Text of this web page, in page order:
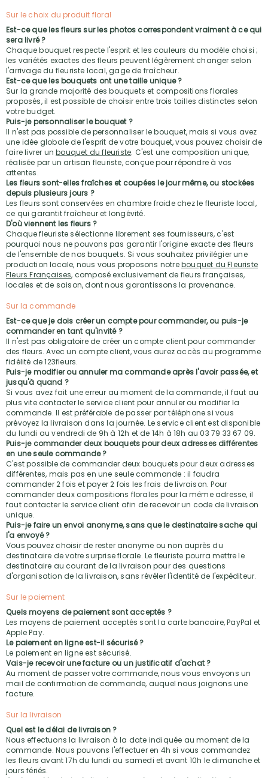
Sur le choix du produit floral
Est-ce que les fleurs sur les photos correspondent vraiment à ce qui
sera livré ?
Chaque bouquet respecte l'esprit et les couleurs du modèle choisi ;
les variétés exactes des fleurs peuvent légèrement changer selon
l'arrivage du fleuriste local, gage de fraîcheur.
Est-ce que les bouquets ont une taille unique ?
Sur la grande majorité des bouquets et compositions florales
proposés, il est possible de choisir entre trois tailles distinctes selon
votre budget.
Puis-je personnaliser le bouquet ?
Il n'est pas possible de personnaliser le bouquet, mais si vous avez
une idée globale de l'esprit de votre bouquet, vous pouvez choisir de
faire livrer unbouquet du fleuriste. C'est une composition unique,
réalisée par un artisan fleuriste, conçue pour répondre à vos
attentes.
Les fleurs sont-elles fraîches et coupées le jour même, ou stockées
depuis plusieurs jours ?
Les fleurs sont conservées en chambre froide chez le fleuriste local,
ce qui garantit fraîcheur et longévité.
D'où viennent les fleurs ?
Chaque fleuriste sélectionne librement ses fournisseurs, c'est
pourquoi nous ne pouvons pas garantir l'origine exacte des fleurs
de l'ensemble de nos bouquets. Si vous souhaitez privilégier une
production locale, nous vous proposons notrebouquet du Fleuriste
Fleurs Françaises, composé exclusivement de fleurs françaises,
locales et de saison, dont nous garantissons la provenance.
Sur la commande
Est-ce que je dois créer un compte pour commander, ou puis-je
commander en tant qu'invité ?
Il n'est pas obligatoire de créer un compte client pour commander
des fleurs. Avec un compte client, vous aurez accès au programme
fidélité de 123fleurs.
Puis-je modifier ou annuler ma commande après l'avoir passée, et
jusqu'à quand ?
Si vous avez fait une erreur au moment de la commande, il faut au
plus vite contacter le service client pour annuler ou modifier la
commande. Il est préférable de passer par téléphone si vous
prévoyez la livraison dans la journée. Le service client est disponible
du lundi au vendredi de 9h à 12h et de 14h à 18h au 03 79 33 67 09.
Puis-je commander deux bouquets pour deux adresses différentes
en une seule commande ?
C'est possible de commander deux bouquets pour deux adresses
différentes, mais pas en une seule commande : il faudra
commander 2 fois et payer 2 fois les frais de livraison. Pour
commander deux compositions florales pour la même adresse, il
faut contacter le service client afin de recevoir un code de livraison
unique.
Puis-je faire un envoi anonyme, sans que le destinataire sache qui
l'a envoyé ?
Vous pouvez choisir de rester anonyme ou non auprès du
destinataire de votre surprise florale. Le fleuriste pourra mettre le
destinataire au courant de la livraison pour des questions
d'organisation de la livraison, sans révéler l'identité de l'expéditeur.
Sur le paiement
Quels moyens de paiement sont acceptés ?
Les moyens de paiement acceptés sont la carte bancaire, PayPal et
Apple Pay.
Le paiement en ligne est-il sécurisé ?
Le paiement en ligne est sécurisé.
Vais-je recevoir une facture ou un justificatif d'achat ?
Au moment de passer votre commande, nous vous envoyons un
mail de confirmation de commande, auquel nous joignons une
facture.
Sur la livraison
Quel est le délai de livraison ?
Nous effectuons la livraison à la date indiquée au moment de la
commande. Nous pouvons l'effectuer en 4h si vous commandez
les fleurs avant 17h du lundi au samedi et avant 10h le dimanche et
jours fériés.